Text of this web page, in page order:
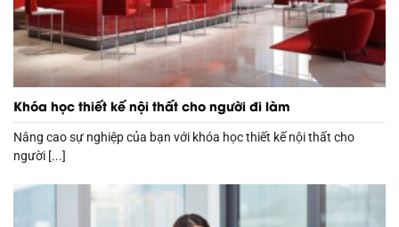
Khóa học thiết kế nội thất cho người đi làm
Nâng cao sự nghiệp của bạn với khóa học thiết kế nội thất cho
người [...]